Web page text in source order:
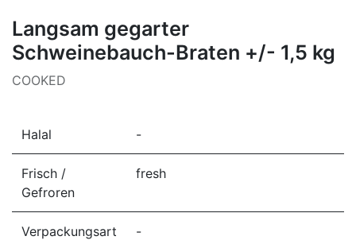
Langsam gegarter
Schweinebauch-Braten +/- 1,5 kg
COOKED
Halal -
Frisch /
Gefroren
fresh
Verpackungsart -